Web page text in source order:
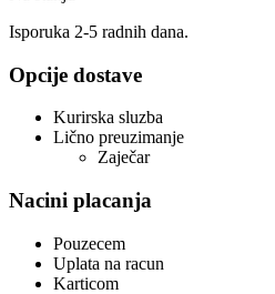
Isporuka 2-5 radnih dana.
Opcije dostave
Kurirska sluzba
Lično preuzimanje
Zaječar
Nacini placanja
Pouzecem
Uplata na racun
Karticom